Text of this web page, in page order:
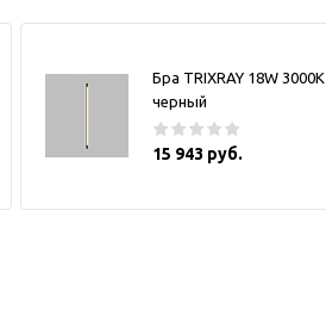
Бра TRIXRAY 18W 3000К
черный
15 943 руб.